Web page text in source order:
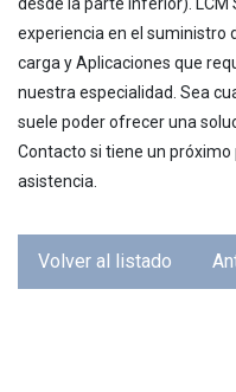
experiencia en el suministro
carga y Aplicaciones que
nuestra especialidad. Sea
suele poder ofrecer una
Contacto si tiene un
asistencia.
Volver al listado